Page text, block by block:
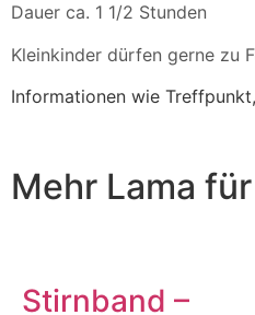
Dauer ca. 1 1/2 Stunden
Kleinkinder dürfen gerne zu
Informationen wie
Mehr Lama
Stirnband –